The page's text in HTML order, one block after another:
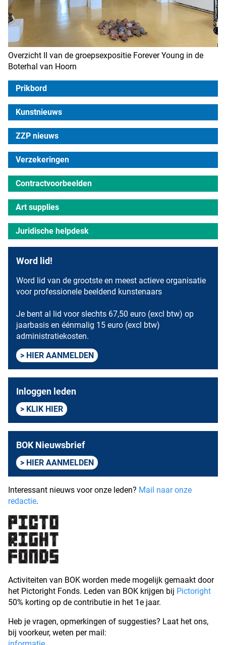
Overzicht II van de groepsexpositie Forever Young in de
Boterhal van Hoorn
Prikbord
Kunstnieuws
ZZP nieuws
Verzekeringen
Contractvoorbeelden
Art supplies
Juridische helpdesk
Word lid!
Word lid van de grootste en meest actieve organisatie
voor professionele beeldend kunstenaars
Je bent al lid voor slechts 67,50 euro (excl btw) op
jaarbasis en éénmalig 15 euro (excl btw)
administratiekosten.
HIER AANMELDEN
Inloggen leden
KLIK HIER
BOK Nieuwsbrief
HIER AANMELDEN
Interessant nieuws voor onze leden? Mail naar onze
redactie.
Activiteiten van BOK worden mede mogelijk gemaakt door
het Pictoright Fonds. Leden van BOK krijgen bij Pictoright
50% korting op de contributie in het 1e jaar.
Heb je vragen, opmerkingen of suggesties? Laat het ons,
bij voorkeur, weten per mail: